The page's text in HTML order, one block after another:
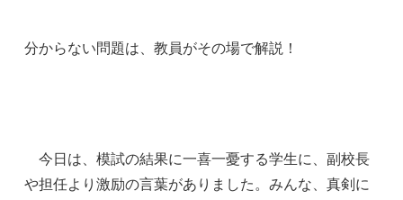
分からない問題は、教員がその場で解説！
今日は、模試の結果に一喜一憂する学生に、副校長
や担任より激励の言葉がありました。みんな、真剣に